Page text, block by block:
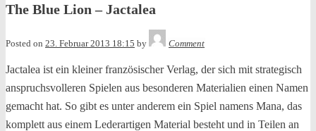
The Blue Lion – Jactalea
Posted on 23. Februar 2013 18:15 by
Comment
Jactalea ist ein kleiner französischer Verlag, der sich mit strategisch
anspruchsvolleren Spielen aus besonderen Materialien einen Namen
gemacht hat. So gibt es unter anderem ein Spiel namens Mana, das
komplett aus einem Lederartigen Material besteht und in Teilen an